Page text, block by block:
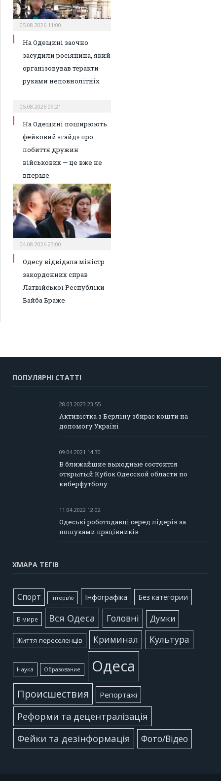
05.08.2026 11:00
На Одещині заочно
засудили росіянина, який
організовував теракти
руками неповнолітніх
05.08.2026 09:21
На Одещині поширюють
фейковий «гайд» про
побиття дружин
військових — це вже не
вперше
04.08.2026 23:00
Одесу відвідала міністр
закордонних справ
Латвійської Республіки
Байба Браже
ПОПУЛЯРНІ СТАТТІ
28.03.2023 23:55
Активістка з Берліну збирає кошти на
допомогу Україні
09.04.2021 14:30
В ближайшие выходные состоится
открытый Кубок Одесской области по
киберфутболу
11.04.2022 12:02
Одеські роботодавці серед лідерів за
пошуками працівників
ХМАРА ТЕГІВ
Cпорт Інтерв'ю Інфографіка Без категории
В мире Вся Одеса Головні Думки
Життя переселенців Криминал Культура
Наука Образование Одеса
Происшествия Репортажі
Реформи та децентралізація
Фейки та дезінформація
Фото/Відео